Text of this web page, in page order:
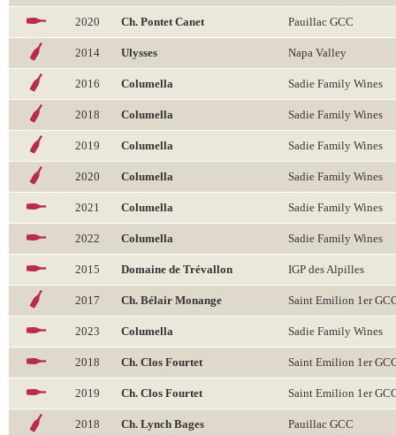
2020 Ch. Pontet Canet Pauillac GCC
2014 Ulysses Napa Valley
2016 Columella Sadie Family Wines
2018 Columella Sadie Family Wines
2019 Columella Sadie Family Wines
2020 Columella Sadie Family Wines
2021 Columella Sadie Family Wines
2022 Columella Sadie Family Wines
2015 Domaine de Trévallon IGP des Alpilles
2017 Ch. Bélair Monange Saint Emilion 1er
2023 Columella Sadie Family Wines
2018 Ch. Clos Fourtet Saint Emilion 1er
2019 Ch. Clos Fourtet Saint Emilion 1er
2018 Ch. Lynch Bages Pauillac GCC